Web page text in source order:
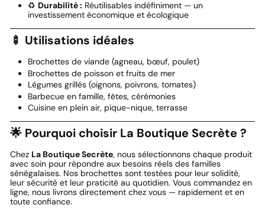
♻️ Durabilité : Réutilisables indéfiniment — un
investissement économique et écologique
🍢 Utilisations idéales
Brochettes de viande (agneau, bœuf, poulet)
Brochettes de poisson et fruits de mer
Légumes grillés (oignons, poivrons, tomates)
Barbecue en famille, fêtes, cérémonies
Cuisine en plein air, pique-nique, terrasse
🌟 Pourquoi choisir La Boutique Secrète ?
Chez La Boutique Secrète, nous sélectionnons chaque produit
avec soin pour répondre aux besoins réels des familles
sénégalaises. Nos brochettes sont testées pour leur solidité,
leur sécurité et leur praticité au quotidien. Vous commandez en
ligne, nous livrons directement chez vous — rapidement et en
toute confiance.